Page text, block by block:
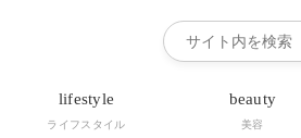
lifestyle
ライフスタイル
beauty
美容